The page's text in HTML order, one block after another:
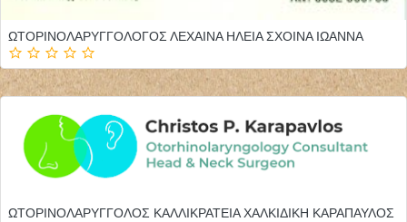
ΩΤΟΡΙΝΟΛΑΡΥΓΓΟΛΟΓΟΣ ΛΕΧΑΙΝΑ ΗΛΕΙΑ ΣΧΟΙΝΑ ΙΩΑΝΝΑ
ΩΤΟΡΙΝΟΛΑΡΥΓΓΟΛΟΣ ΚΑΛΛΙΚΡΑΤΕΙΑ ΧΑΛΚΙΔΙΚΗ ΚΑΡΑΠΑΥΛΟΣ